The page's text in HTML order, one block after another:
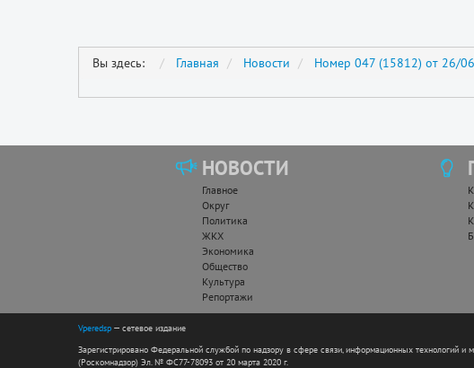
Вы здесь: Главная Новости Номер 047 (15812) от 26/
НОВОСТИ
Главное
Округ
Политика
ЖКХ
Экономика
Общество
Культура
Репортажи
Vperedsp — сетевое издание
Зарегистрировано Федеральной службой по надзору в сфере связи, информационных технологий и
(Роскомнадзор) Эл. № ФС77-78093 от 20 марта 2020 г.